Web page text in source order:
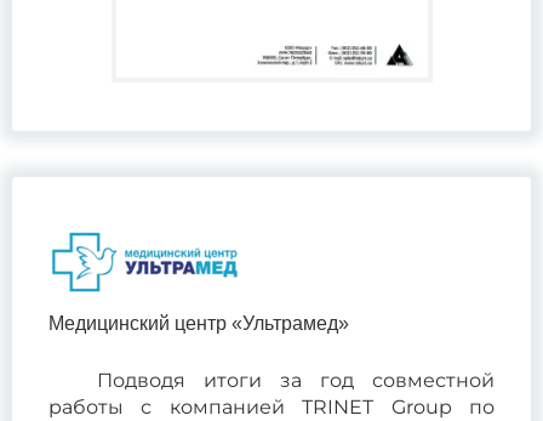
Медицинский центр «Ультрамед»
Подводя итоги за год совместной
работы с компанией TRINET Group по